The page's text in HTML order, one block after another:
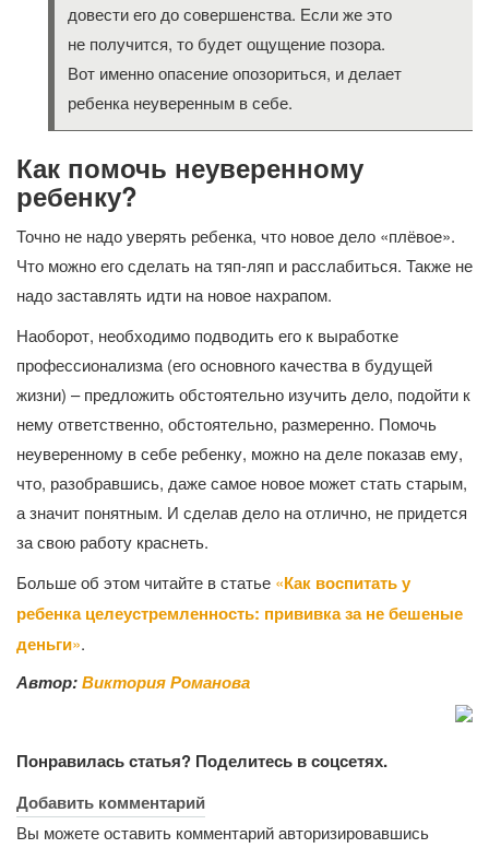
довести его до совершенства. Если же это
не получится, то будет ощущение позора.
Вот именно опасение опозориться, и делает
ребенка неуверенным в себе.
Как помочь неуверенному
ребенку?
Точно не надо уверять ребенка, что новое дело «плёвое».
Что можно его сделать на тяп-ляп и расслабиться. Также не
надо заставлять идти на новое нахрапом.
Наоборот, необходимо подводить его к выработке
профессионализма (его основного качества в будущей
жизни) – предложить обстоятельно изучить дело, подойти к
нему ответственно, обстоятельно, размеренно. Помочь
неуверенному в себе ребенку, можно на деле показав ему,
что, разобравшись, даже самое новое может стать старым,
а значит понятным. И сделав дело на отлично, не придется
за свою работу краснеть.
Больше об этом читайте в статье «Как воспитать у
ребенка целеустремленность: прививка за не бешеные
деньги».
Автор:Виктория Романова
Понравилась статья? Поделитесь в соцсетях.
Добавить комментарий
Вы можете оставить комментарий авторизировавшись